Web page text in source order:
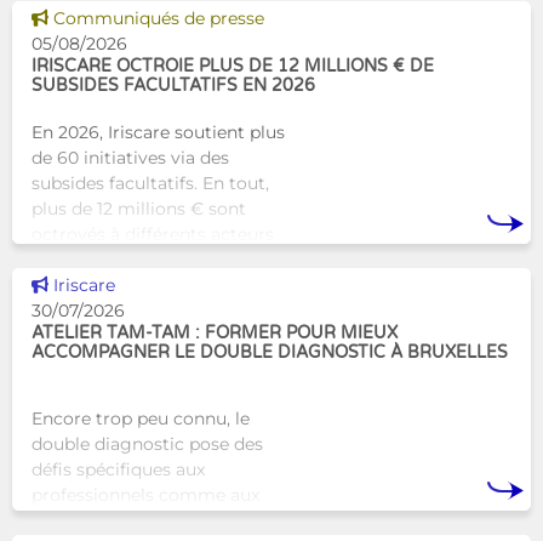
alternative innovante et
humaine aux structures
d’hébergement traditionnel
Voir cette news
Communiqués de presse
05/08/2026
IRISCARE OCTROIE PLUS DE 12 MILLIONS € DE
SUBSIDES FACULTATIFS EN 2026
En 2026, Iriscare soutient plus
de 60 initiatives via des
subsides facultatifs. En tout,
plus de 12 millions € sont
travail au serv
Voir cette news
Iriscare
30/07/2026
ATELIER TAM-TAM : FORMER POUR MIEUX
ACCOMPAGNER LE DOUBLE DIAGNOSTIC À BRUXELLES
Encore trop peu connu, le
double diagnostic pose des
défis spécifiques aux
professionnels comme aux